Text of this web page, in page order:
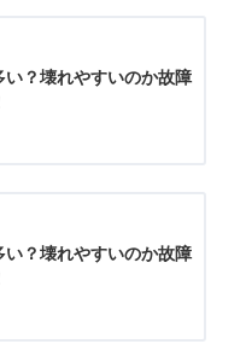
い？壊れやすいのか故障
い？壊れやすいのか故障